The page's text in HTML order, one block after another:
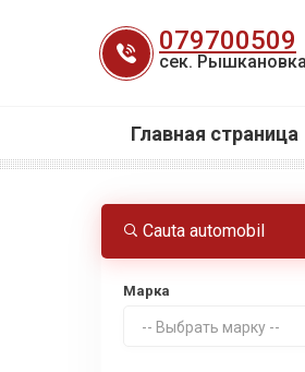
содержанию
079700509
сек. Рышкановка
Главная страница
Cauta automobil
Марка
-- Выбрать марку --